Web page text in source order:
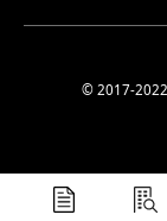
© 2017-2022